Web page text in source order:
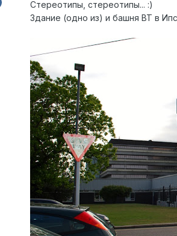
Стереотипы, стереотипы... :)
Здание (одно из) и башня ВТ в